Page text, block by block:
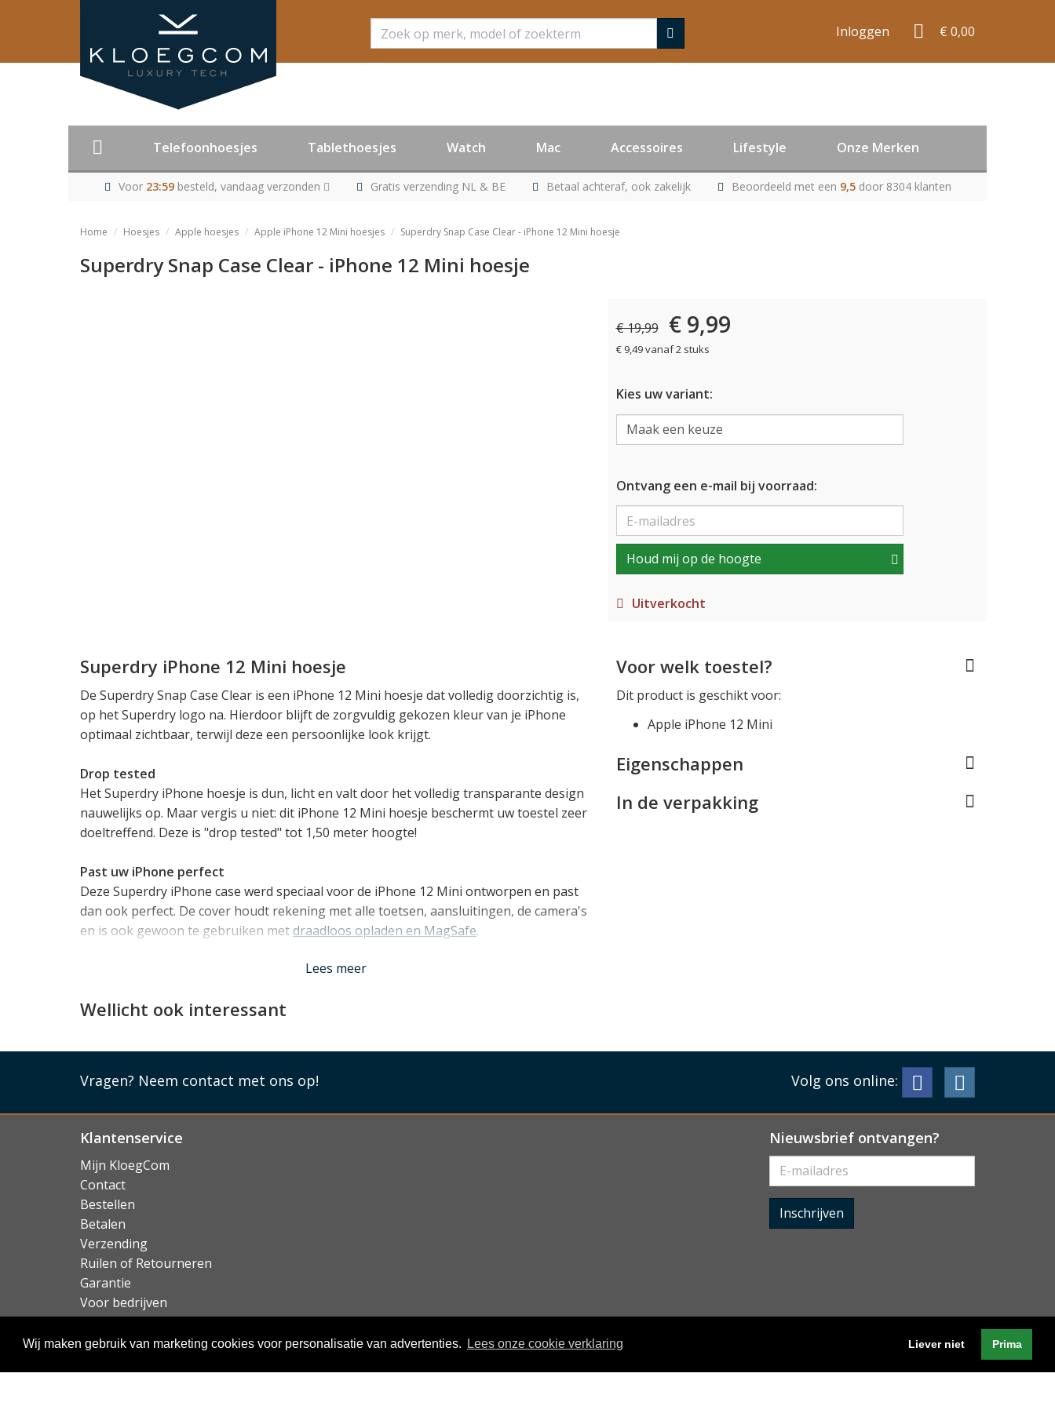
Wij maken gebruik van marketing cookies voor personalisatie van advertenties. Lees onze cookie verklaring Liever niet Prima
Zoeken Inloggen € 0,00
Telefoonhoesjes Tablethoesjes Watch Mac Accessoires Lifestyle Onze Merken
Voor 23:59besteld, vandaag verzonden Gratis verzending NL & BE Betaal achteraf, ook zakelijk Beoordeeld met een 9,5 door 8304 klanten
Home Hoesjes Apple hoesjes Apple iPhone 12 Mini hoesjes Superdry Snap Case Clear - iPhone 12 Mini hoesje
Superdry Snap Case Clear - iPhone 12 Mini hoesje
€ 19,99 € 9,99
€ 9,49 vanaf 2 stuks
Kies uw variant:
Ontvang een e-mail bij voorraad:
Houd mij op de hoogte
Uitverkocht
Superdry iPhone 12 Mini hoesje
De Superdry Snap Case Clear is een iPhone 12 Mini hoesje dat volledig doorzichtig is,
op het Superdry logo na. Hierdoor blijft de zorgvuldig gekozen kleur van je iPhone
optimaal zichtbaar, terwijl deze een persoonlijke look krijgt.
Drop tested
Het Superdry iPhone hoesje is dun, licht en valt door het volledig transparante design
nauwelijks op. Maar vergis u niet: dit iPhone 12 Mini hoesje beschermt uw toestel zeer
doeltreffend. Deze is "drop tested" tot 1,50 meter hoogte!
Past uw iPhone perfect
Deze Superdry iPhone case werd speciaal voor de iPhone 12 Mini ontworpen en past
dan ook perfect. De cover houdt rekening met alle toetsen, aansluitingen, de camera's
en is ook gewoon te gebruiken met draadloos opladen en MagSafe.
Lees minder
Lees meer
Voor welk toestel?
Dit product is geschikt voor:
Apple iPhone 12 Mini
Eigenschappen
In de verpakking
Wellicht ook interessant
Vragen? Neem contact met ons op! Volg ons online:
Klantenservice
Mijn KloegCom
Contact
Bestellen
Betalen
Verzending
Ruilen of Retourneren
Garantie
Voor bedrijven
Over KloegCom.nl
Nieuwsbrief ontvangen?
Inschrijven
© KloegCom 2008 - 2026 - Privacyverklaring